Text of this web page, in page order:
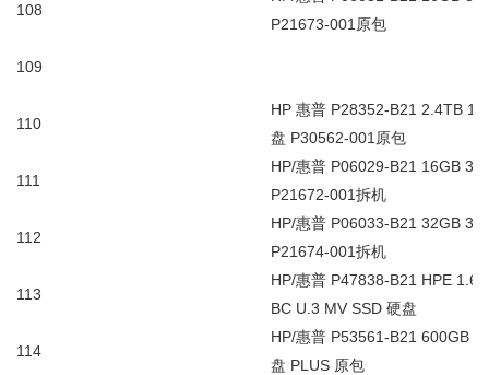
108
P21673-001 原包
109
110
HP 惠普 P28352-B21 2.4TB
盘 P30562-001 原包
111
HP/惠普 P06029-B21 16GB
P21672-001拆机
112
HP/惠普 P06033-B21 32GB
P21674-001拆机
113
HP/惠普 P47838-B21 HPE
BC U.3 MV SSD 硬盘
114
HP/惠普 P53561-B21 600GB
盘 PLUS 原包